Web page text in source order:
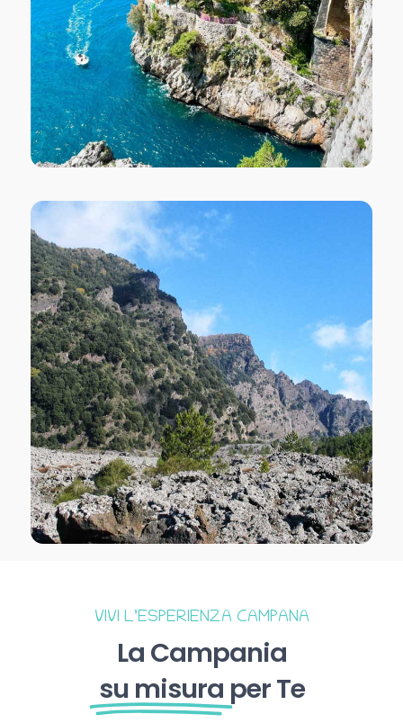
VIVI L’ESPERIENZA CAMPANA
La Campania
su misura per Te